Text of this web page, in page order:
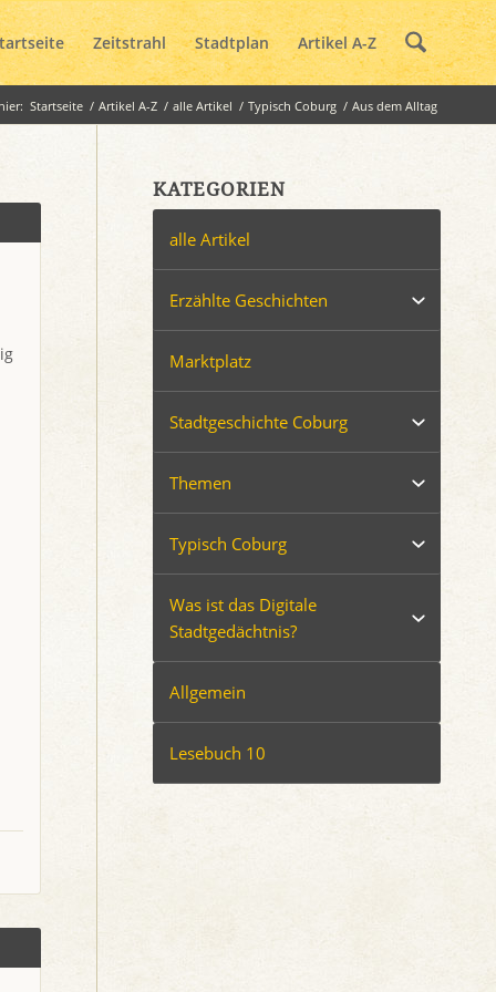
Zeitstrahl Stadtplan Artikel A-Z
Startseite / Artikel A-Z / alle Artikel / Typisch Coburg / Aus dem Alltag
KATEGORIEN
alle Artikel
Erzählte Geschichten
Marktplatz
Stadtgeschichte Coburg
Themen
Typisch Coburg
Was ist das Digitale
Stadtgedächtnis?
Allgemein
Lesebuch 10